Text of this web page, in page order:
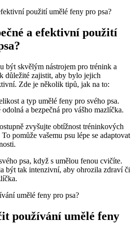
a efektivní použití
být skvělým nástrojem pro trénink a
důležité zajistit, aby bylo jejich
Zde je několik tipů, jak na to:
a typ umělé feny pro svého psa.
a bezpečná pro vášho mazlíčka.
zvyšujte obtížnost tréninkových
pomůže vašemu psu lépe se adaptovat
psa, když s umělou fenou cvičíte.
být tak intenzivní, aby ohrozila zdraví či
používání umělé feny